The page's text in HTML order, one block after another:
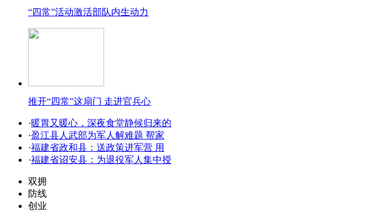
“四常”活动激活部队内生动力
推开“四常”这扇门 走进官兵心
·暖胃又暖心，深夜食堂静候归来的
·盈江县人武部为军人解难题 帮家
·福建省政和县：送政策进军营 用
·福建省诏安县：为退役军人集中授
双拥
防线
创业